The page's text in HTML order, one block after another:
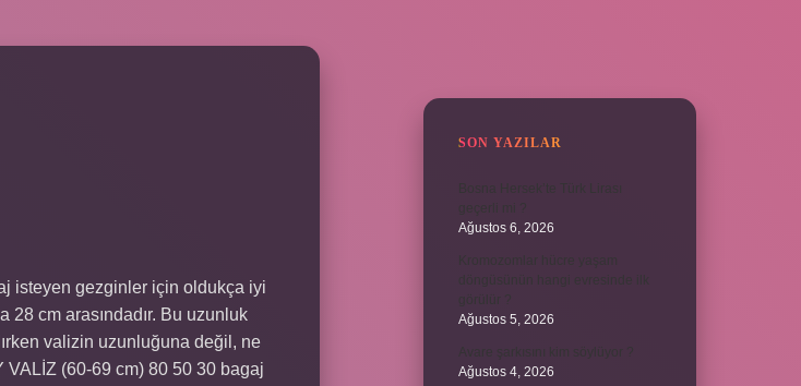
isteyen gezginler için oldukça iyi
28 cm arasındadır. Bu uzunluk
valizin uzunluğuna değil, ne
(60-69 cm) 80 50 30 bagaj
SON YAZILAR
Ağustos 6, 2026
Ağustos 5, 2026
Ağustos 4, 2026